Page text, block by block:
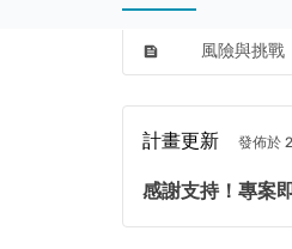
feed 風險與挑戰
計畫更新 發佈於
感謝支持！專案